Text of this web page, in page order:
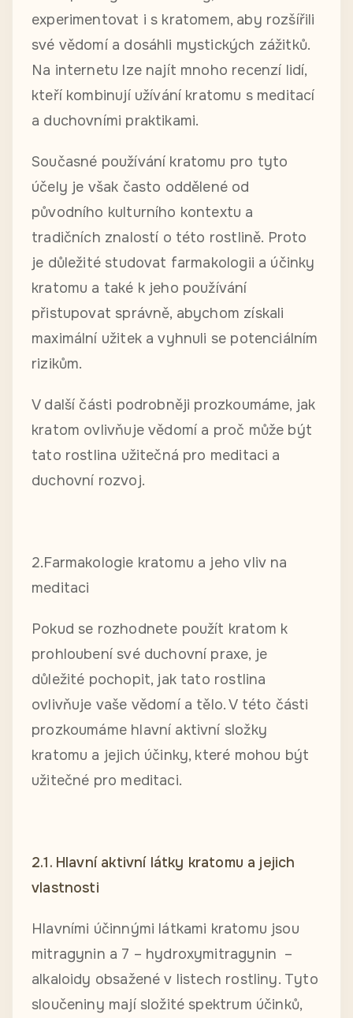
experimentovat i s kratomem, aby rozšířili
své vědomí a dosáhli mystických zážitků.
Na internetu lze najít mnoho recenzí lidí,
kteří kombinují užívání kratomu s meditací
a duchovními praktikami.
Současné používání kratomu pro tyto
účely je však často oddělené od
původního kulturního kontextu a
tradičních znalostí o této rostlině. Proto
je důležité studovat farmakologii a účinky
kratomu a také k jeho používání
přistupovat správně, abychom získali
maximální užitek a vyhnuli se potenciálním
rizikům.
V další části podrobněji prozkoumáme, jak
kratom ovlivňuje vědomí a proč může být
tato rostlina užitečná pro meditaci a
duchovní rozvoj.
2.Farmakologie kratomu a jeho vliv na
meditaci
Pokud se rozhodnete použít kratom k
prohloubení své duchovní praxe, je
důležité pochopit, jak tato rostlina
ovlivňuje vaše vědomí a tělo. V této části
prozkoumáme hlavní aktivní složky
kratomu a jejich účinky, které mohou být
užitečné pro meditaci.
2.1. Hlavní aktivní látky kratomu a jejich
vlastnosti
Hlavními účinnými látkami kratomu jsou
mitragynin a 7 – hydroxymitragynin –
alkaloidy obsažené v listech rostliny. Tyto
sloučeniny mají složité spektrum účinků,